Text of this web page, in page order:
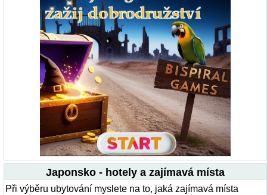
Japonsko - hotely a zajímavá místa
Při výběru ubytování myslete na to, jaká zajímavá místa